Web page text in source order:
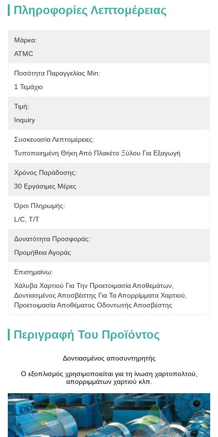
Πληροφορίες Λεπτομέρειας
Μάρκα:
ATMC
Ποσότητα Παραγγελίας Min:
1 Τεμάχιο
Τιμή:
Inquiry
Συσκευασία Λεπτομέρειες:
Τυποποιημένη Θήκη Από Πλακέτο Ξύλου Για Εξαγωγή
Χρόνος Παράδοσης:
30 Εργάσιμες Μέρες
Όροι Πληρωμής:
L/C, T/T
Δυνατότητα Προσφοράς:
Προμήθεια Αγοράς
Επισημαίνω:
Χάλυβα Χαρτιού Για Την Προετοιμασία Αποθεμάτων
Δοντιασμένος Αποσβέστης Για Τα Απορρίμματα Χαρτιού
Προετοιμασία Αποθέματος Οδοντωτής Αποσβέστης
Περιγραφή Του Προϊόντος
Δοντιασμένος αποσυντηρητής
Ο εξοπλισμός χρησιμοποιείται για τη ίνωση χαρτοπολτού,
απορριμμάτων χαρτιού κλπ.